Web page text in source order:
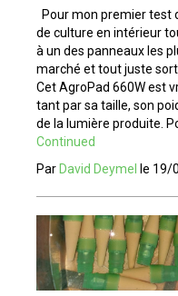
Pour mon premier test
de culture en intérieur
à un des panneaux les
marché et tout juste
Cet AgroPad 660W est
tant par sa taille, son
de la lumière produite.
Continued
Par David Deymel le 19/